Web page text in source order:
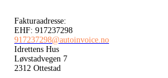
Fakturaadresse:
EHF: 917237298
917237298@autoinvoice.no
Idrettens Hus
Løvstadvegen 7
2312 Ottestad